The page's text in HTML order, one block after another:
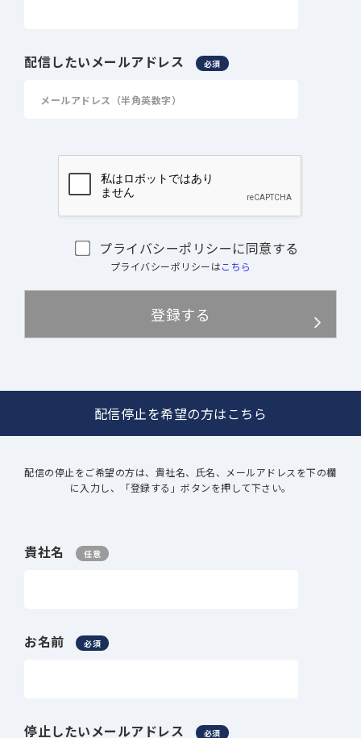
配信したいメールアドレス 必須
プライバシーポリシーに同意する
プライバシーポリシーはこちら
配信停止を希望の方はこちら
配信の停止をご希望の方は、貴社名、氏名、メールアドレスを下の欄
に入力し、「登録する」ボタンを押して下さい。
貴社名 任意
お名前 必須
停止したいメールアドレス 必須